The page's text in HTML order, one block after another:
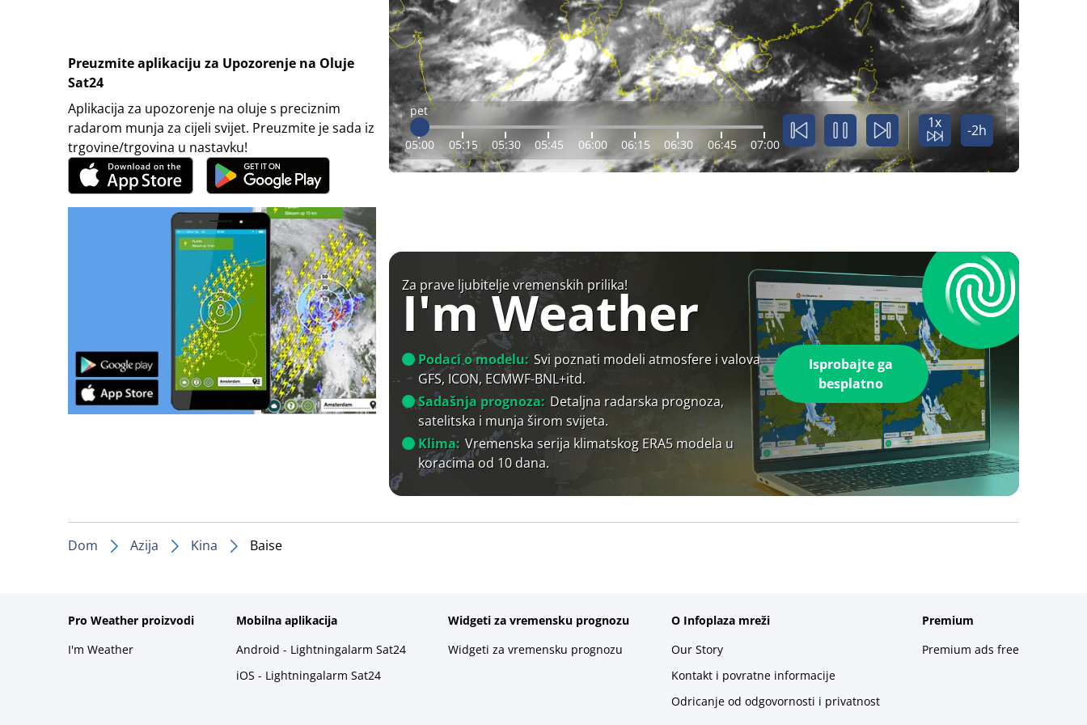
Preuzmite aplikaciju za Upozorenje na Oluje
Sat24
Aplikacija za upozorenje na oluje s preciznim
radarom munja za cijeli svijet. Preuzmite je sada iz
trgovine/trgovina u nastavku!
pet
05:00 05:15 05:30 05:45 06:00 06:15 06:30 06:45 07:00
1x -2h
Za prave ljubitelje vremenskih prilika!
I'm Weather
Podaci o modelu: Svi poznati modeli atmosfere i valova
GFS, ICON, ECMWF-BNL+itd.
Sadašnja prognoza: Detaljna radarska prognoza,
satelitska i munja širom svijeta.
Klima: Vremenska serija klimatskog ERA5 modela u
koracima od 10 dana.
Isprobajte ga
besplatno
Dom Azija Kina Baise
Pro Weather proizvodi
I'm Weather
Mobilna aplikacija
Android - Lightningalarm Sat24
iOS - Lightningalarm Sat24
Widgeti za vremensku prognozu
Widgeti za vremensku prognozu
O Infoplaza mreži
Our Story
Kontakt i povratne informacije
Odricanje od odgovornosti i privatnost
Premium
Premium ads free